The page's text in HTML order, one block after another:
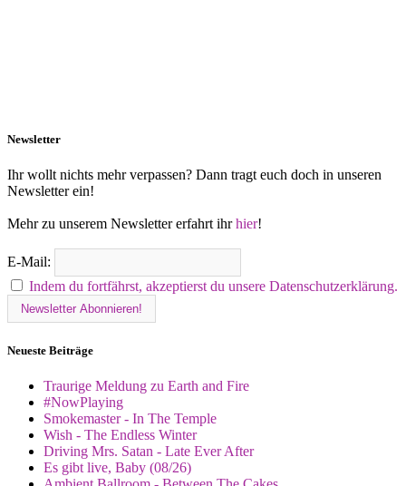
Newsletter
Ihr wollt nichts mehr verpassen? Dann tragt euch doch in unseren
Newsletter ein!
Mehr zu unserem Newsletter erfahrt ihrhier!
E-Mail:
Indem du fortfährst, akzeptierst du unsere Datenschutzerklärung.
Neueste Beiträge
Traurige Meldung zu Earth and Fire
#NowPlaying
Smokemaster - In The Temple
Wish - The Endless Winter
Driving Mrs. Satan - Late Ever After
Es gibt live, Baby (08/26)